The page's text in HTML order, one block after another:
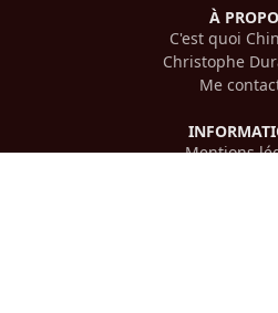
À
C'est quoi
Christophe
Me
Mentions